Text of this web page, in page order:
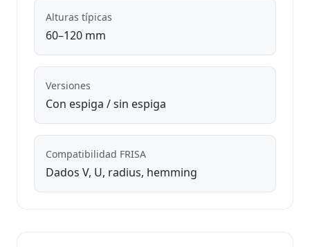
Alturas típicas
60–120 mm
Versiones
Con espiga / sin espiga
Compatibilidad FRISA
Dados V, U, radius, hemming